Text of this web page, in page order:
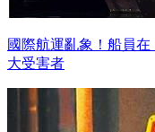
國際航運亂象！船員
大受害者